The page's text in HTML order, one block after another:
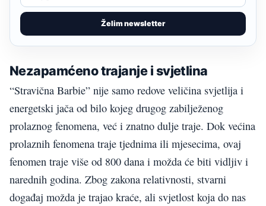
Želim newsletter
Nezapamćeno trajanje i svjetlina
“Stravična Barbie” nije samo redove veličina svjetlija i
energetski jača od bilo kojeg drugog zabilježenog
prolaznog fenomena, već i znatno dulje traje. Dok većina
prolaznih fenomena traje tjednima ili mjesecima, ovaj
fenomen traje više od 800 dana i možda će biti vidljiv i
narednih godina. Zbog zakona relativnosti, stvarni
događaj možda je trajao kraće, ali svjetlost koja do nas